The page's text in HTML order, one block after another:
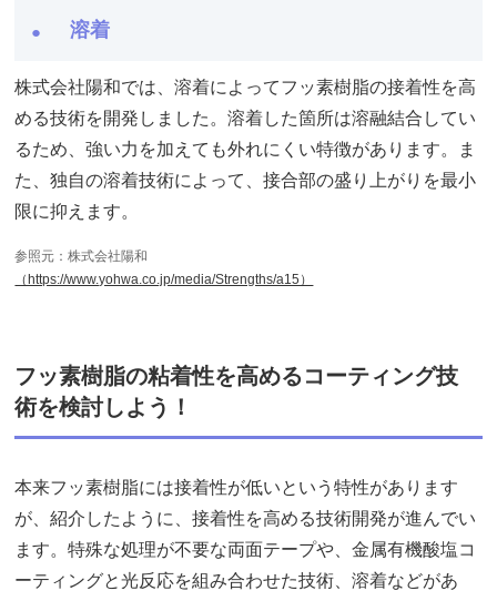
溶着
株式会社陽和では、溶着によってフッ素樹脂の接着性を高
める技術を開発しました。溶着した箇所は溶融結合してい
るため、強い力を加えても外れにくい特徴があります。ま
た、独自の溶着技術によって、接合部の盛り上がりを最小
限に抑えます。
参照元：株式会社陽和
（https://www.yohwa.co.jp/media/Strengths/a15）
フッ素樹脂の粘着性を高めるコーティング技
術を検討しよう！
本来フッ素樹脂には接着性が低いという特性があります
が、紹介したように、接着性を高める技術開発が進んでい
ます。特殊な処理が不要な両面テープや、金属有機酸塩コ
ーティングと光反応を組み合わせた技術、溶着などがあ